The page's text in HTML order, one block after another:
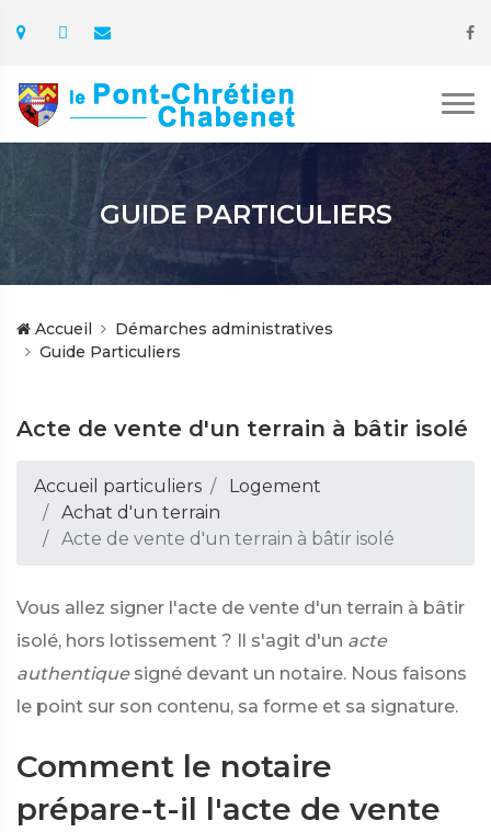
GUIDE PARTICULIERS
Accueil
Démarches administratives
Guide Particuliers
Acte de vente d'un terrain à bâtir isolé
Accueil particuliers
Logement
Achat d'un terrain
Acte de vente d'un terrain à bâtir isolé
Vous allez signer l'acte de vente d'un terrain à bâtir
isolé, hors lotissement ? Il s'agit d'un acte
authentique signé devant un notaire. Nous faisons
le point sur son contenu, sa forme et sa signature.
Comment le notaire
prépare-t-il l'acte de vente